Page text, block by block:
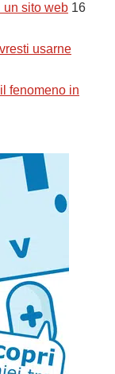
un sito web 16
usarne
fenomeno in